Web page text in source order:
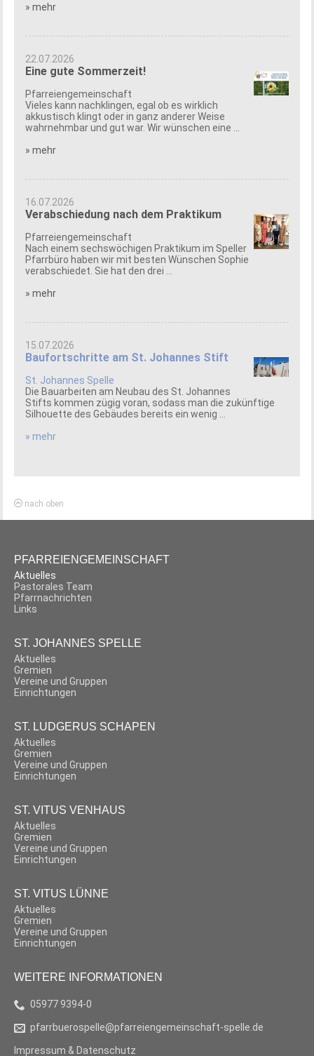
» mehr
22.07.2026
Eine gute Sommerzeit!
Pfarreiengemeinschaft
Vieles kann nachklingen, egal ob es wirklich
akkustisch klingt oder in ganz anderer Weise
wahrnehmbar und gut war. Wir wünschen eine ...
» mehr
16.07.2026
Verabschiedung nach dem Praktikum
Pfarreiengemeinschaft
Nach einem sechswöchigen Praktikum im Speller
Pfarrbüro haben wir mit besten Wünschen Sophie
verabschiedet. Sie hat den drei ...
» mehr
15.07.2026
Baufortschritte am St. Johannes Stift
St. Johannes Spelle
Die Bauarbeiten am Neubau des St. Johannes
Stifts kommen zügig voran, sodass man die zukünftige
Silhouette des Gebäudes bereits ein wenig ...
» mehr
nach oben
PFARREIENGEMEINSCHAFT
Aktuelles
Pastorales Team
Pfarrnachrichten
Links
ST. JOHANNES SPELLE
Aktuelles
Gremien
Vereine und Gruppen
Einrichtungen
ST. LUDGERUS SCHAPEN
Aktuelles
Gremien
Vereine und Gruppen
Einrichtungen
ST. VITUS VENHAUS
Aktuelles
Gremien
Vereine und Gruppen
Einrichtungen
ST. VITUS LÜNNE
Aktuelles
Gremien
Vereine und Gruppen
Einrichtungen
WEITERE INFORMATIONEN
05977 9394-0
pfarrbuerospelle@pfarreiengemeinschaft-spelle.de
Impressum & Datenschutz